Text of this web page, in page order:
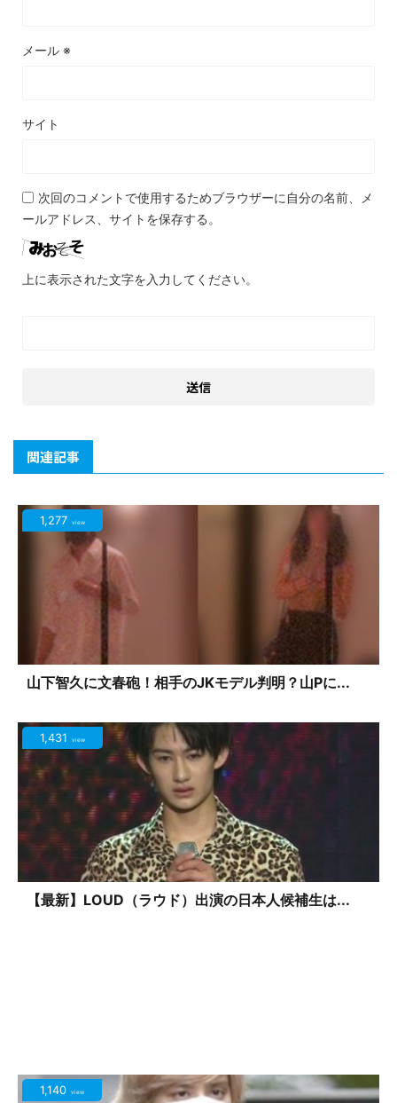
メール ※
サイト
次回のコメントで使用するためブラウザーに自分の名前、メ
ールアドレス、サイトを保存する。
上に表示された文字を入力してください。
関連記事
1,277 view
山下智久に文春砲！相手のJKモデル判明？山Pに...
1,431 view
【最新】LOUD（ラウド）出演の日本人候補生は...
1,140 view